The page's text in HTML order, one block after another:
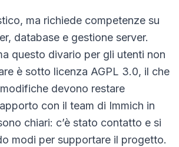
ma richiede competenze su
database e gestione server.
questo divario per gli utenti non
è sotto licenza AGPL 3.0, il che
devono restare
con il team di Immich in
chiari: c’è stato contatto e si
modi per supportare il progetto.